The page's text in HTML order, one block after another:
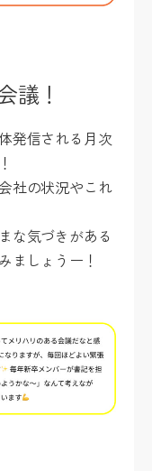
議！
発信される月次
社の状況やこれ
な気づきがある
ましょうー！